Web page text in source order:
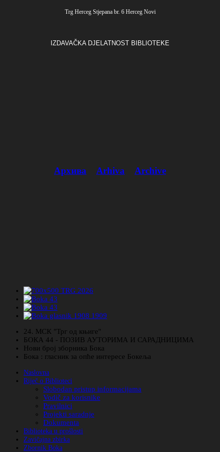
Trg Herceg Stjepana br. 6 Herceg Novi
IZDAVAČKA DJELATNOST BIBLIOTEKE
Архива Arhiva Archive
24. МСК "Трг од књиге"
БОКА 44 - ПОЗИВ АУТОРИМА И САРАДНИЦИМА
Нови број зборника Бока
Бока : гласник за опће интересе Бокеља
Naslovna
Riječ o Biblioteci
Slobodan pristup informacijama
Vodič za korisnike
Pravilnici
Projekti saradnje
Dokumenta
Biblioteka u prošlosti
Zavičajna zbirka
Zbornik Boka